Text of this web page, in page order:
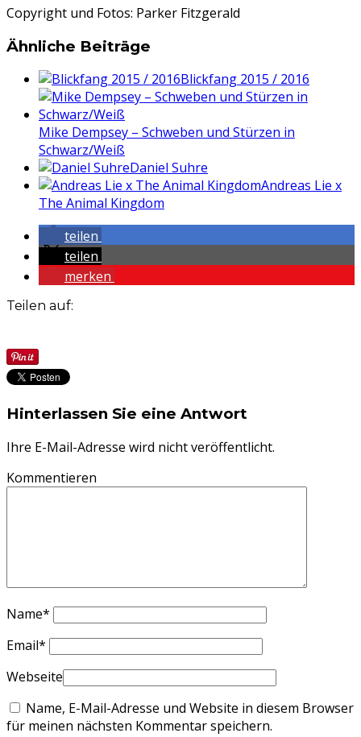
Copyright und Fotos: Parker Fitzgerald
Ähnliche Beiträge
Blickfang 2015 / 2016
Mike Dempsey – Schweben und Stürzen in
Schwarz/Weiß
Daniel Suhre
Andreas Lie x
The Animal Kingdom
teilen
teilen
merken
Teilen auf:
Hinterlassen Sie eine Antwort
Ihre E-Mail-Adresse wird nicht veröffentlicht.
Kommentieren
Name*
Email*
Webseite
Name, E-Mail-Adresse und Website in diesem Browser
für meinen nächsten Kommentar speichern.